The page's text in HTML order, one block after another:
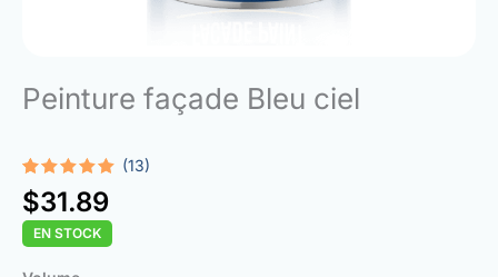
Peinture façade Bleu ciel
Noté 5.00
sur 5
basé sur
13
notations
client
(13)
$31.89
EN STOCK